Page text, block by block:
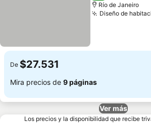
Río de Janeiro
Diseño de
De $27.531
Mira precios de 9 páginas
Ver más
Los precios y la disponibilidad que recibe